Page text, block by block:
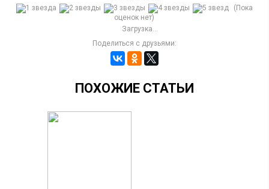
(Пока
оценок нет)
Загрузка...
Поделиться с друзьями:
ПОХОЖИЕ СТАТЬИ